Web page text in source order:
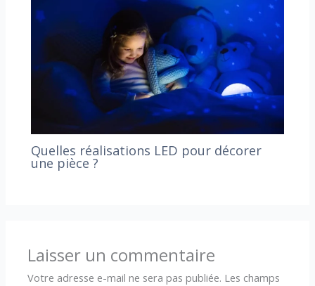
Quelles réalisations LED pour décorer
une pièce ?
Laisser un commentaire
Votre adresse e-mail ne sera pas publiée. Les champs